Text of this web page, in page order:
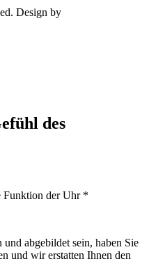
Design by
des
Funktion der Uhr *
abgebildet sein, haben Sie
und wir erstatten Ihnen den